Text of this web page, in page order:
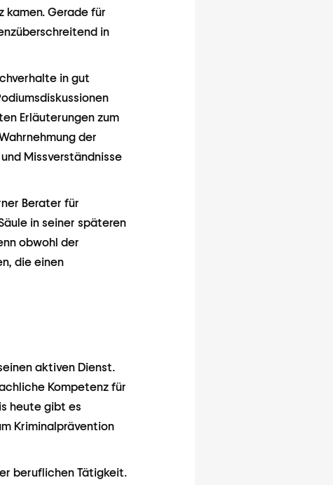
kamen. Gerade für
in
in gut
Erläuterungen zum
der
Missverständnisse
Berater für
in seiner späteren
obwohl der
die einen
aktiven Dienst.
Kompetenz für
heute gibt es
Kriminalprävention
beruflichen Tätigkeit.